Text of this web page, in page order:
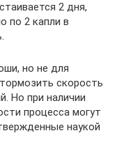
2 дня,
по 2 капли в
но не для
скорость
Но при наличии
процесса могут
наукой